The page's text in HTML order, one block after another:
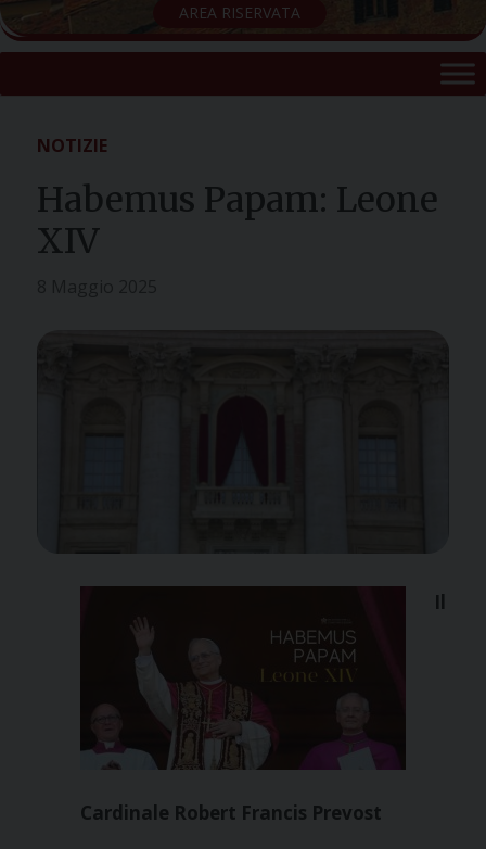
AREA RISERVATA
NOTIZIE
Habemus Papam: Leone
XIV
Il
Cardinale Robert Francis Prevost